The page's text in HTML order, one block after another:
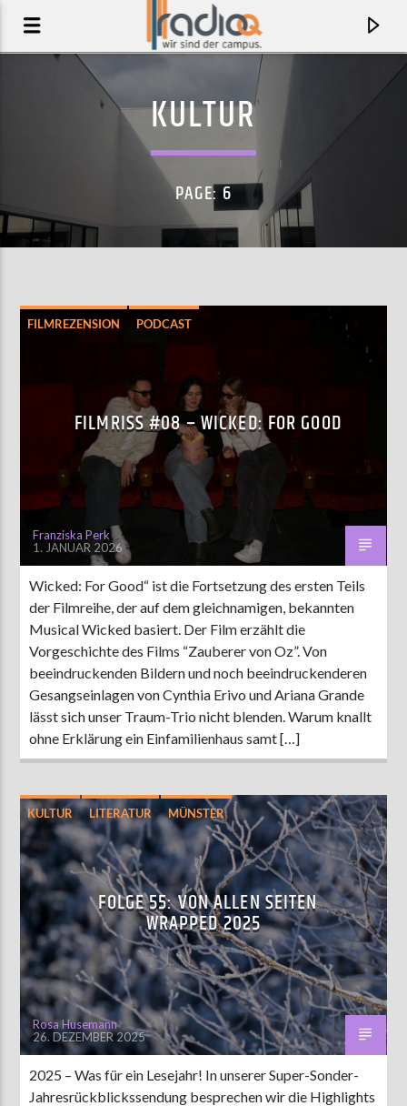
TYLER BALLGAME
AKTUELLE SENDUNG
COFFEESHOP
09:00
ZU HÖREN INMünster 90,9 MHzSteinfurt103,9 MHz
KULTUR
PAGE: 6
FILMREZENSION PODCAST
FILMRISS #08 – WICKED: FOR GOOD
Franziska Perk
1. JANUAR 2026
Wicked: For Good“ ist die Fortsetzung des ersten Teils
der Filmreihe, der auf dem gleichnamigen, bekannten
Musical Wicked basiert. Der Film erzählt die
Vorgeschichte des Films “Zauberer von Oz”. Von
beeindruckenden Bildern und noch beeindruckenderen
Gesangseinlagen von Cynthia Erivo und Ariana Grande
lässt sich unser Traum-Trio nicht blenden. Warum knallt
ohne Erklärung ein Einfamilienhaus samt […]
KULTUR LITERATUR MÜNSTER
UNTERHALTUNG
FOLGE 55: VON ALLEN SEITEN
WRAPPED 2025
Rosa Husemann
26. DEZEMBER 2025
2025 – Was für ein Lesejahr! In unserer Super-Sonder-
Jahresrückblickssendung besprechen wir die Highlights